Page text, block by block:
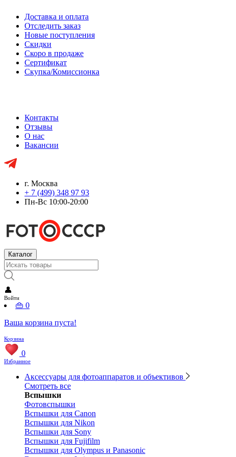
Доставка и оплата
Отследить заказ
Новые поступления
Скидки
Скоро в продаже
Сертификат
Скупка/Комиссионка
Контакты
Отзывы
О нас
Вакансии
г. Москва
+ 7 (499) 348 97 93
Пн-Вс 10:00-20:00
Каталог
👤
Войти
👜 0
Ваша корзина пуста!
Корзина
0
Избранное
Аксессуары для фотоаппаратов и объективов
Смотреть все
Вспышки
Фотовспышки
Вспышки для Canon
Вспышки для Nikon
Вспышки для Sony
Вспышки для Fujifilm
Вспышки для Olympus и Panasonic